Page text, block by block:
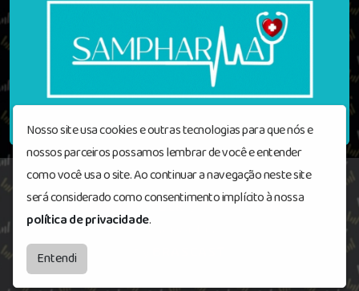
Nosso site usa cookies e outras tecnologias para que nós e
nossos parceiros possamos lembrar de você e entender
como você usa o site. Ao continuar a navegação neste site
será considerado como consentimento implícito à nossa
política de privacidade.
Entendi
Radioblackoutrock© Todos os direitos
reservados.